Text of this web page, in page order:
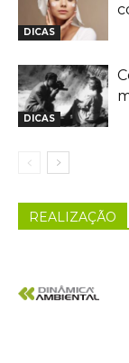
DICAS
DICAS
REALIZAÇÃO